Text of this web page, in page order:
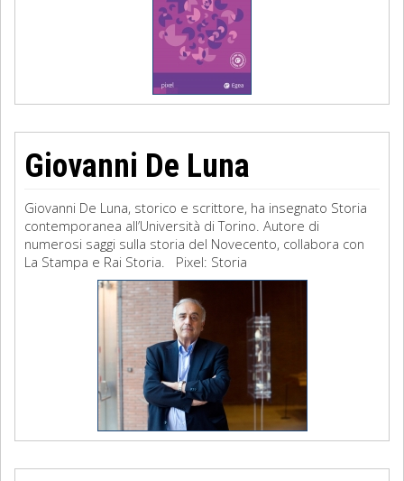
Giovanni De Luna
Giovanni De Luna, storico e scrittore, ha insegnato Storia
contemporanea all’Università di Torino. Autore di
numerosi saggi sulla storia del Novecento, collabora con
La Stampa e Rai Storia. Pixel: Storia